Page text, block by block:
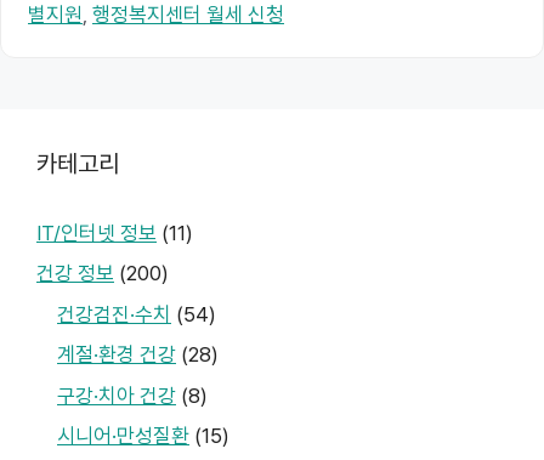
별지원 행정복지센터 월세 신청
카테고리
IT/인터넷 정보 (11)
건강 정보 (200)
건강검진·수치 (54)
계절·환경 건강 (28)
구강·치아 건강 (8)
시니어·만성질환 (15)